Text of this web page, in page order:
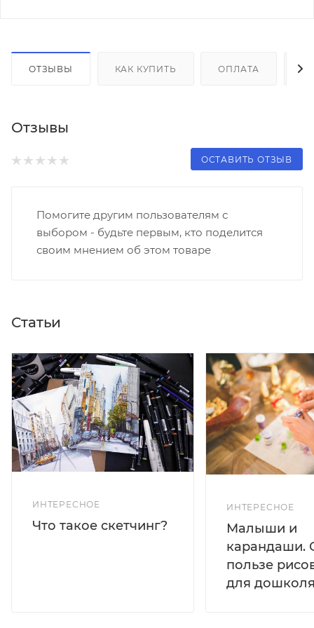
ОТЗЫВЫ КАК КУПИТЬ ОПЛАТА
Отзывы
ОСТАВИТЬ ОТЗЫВ
Помогите другим пользователям с
выбором - будьте первым, кто поделится
своим мнением об этом товаре
Статьи
ИНТЕРЕСНОЕ
Что такое скетчинг?
ИНТЕРЕСНОЕ
Малыши и
карандаши.
пользе
для